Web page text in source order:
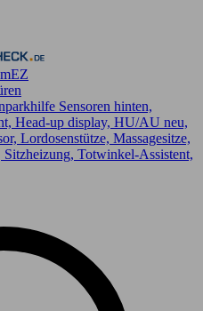
EZ
Sensoren hinten,
Head-up display, HU/AU neu,
Lordosenstütze, Massagesitze,
Sitzheizung, Totwinkel-Assistent,